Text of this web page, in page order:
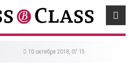
10 октября 2018, 07:15